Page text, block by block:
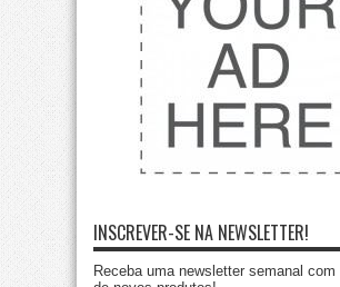
INSCREVER-SE NA NEWSLETTER!
Receba uma newsletter semanal com